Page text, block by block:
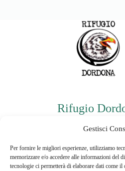
Gestisci
Per fornire le migliori esperienze, utilizziamo
memorizzare e/o accedere alle informazioni del
tecnologie ci permetterà di elaborare dati come
Rifugio
Informazioni di